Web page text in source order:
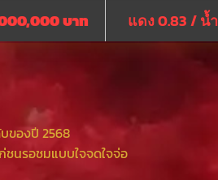
บาท แดง 0.83 / น้
ของปี 2568
ชนรอชมแบบใจจดใจจ่อ